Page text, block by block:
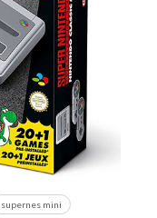
supernes mini